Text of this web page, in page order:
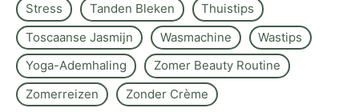
Stress
Tanden Bleken
Thuistips
Toscaanse Jasmijn
Wasmachine
Wastips
Yoga-Ademhaling
Zomer Beauty Routine
Zomerreizen
Zonder Crème